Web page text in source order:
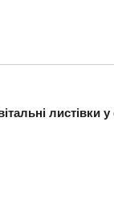
листівки